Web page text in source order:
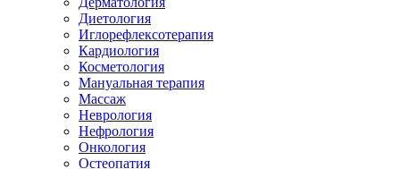
Диетология
Иглорефлексотерапия
Кардиология
Косметология
Мануальная терапия
Массаж
Неврология
Нефрология
Онкология
Остеопатия